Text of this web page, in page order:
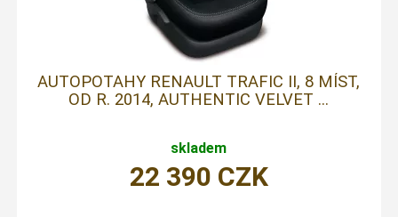
AUTOPOTAHY RENAULT TRAFIC II, 8 MÍST,
OD R. 2014, AUTHENTIC VELVET ...
skladem
22 390 CZK